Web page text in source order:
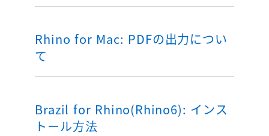
Rhino for Mac: PDFの出力につい
て
Brazil for Rhino(Rhino6): インス
トール方法